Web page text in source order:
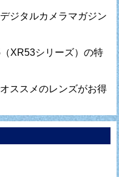
ジタルカメラマガジン
XR53シリーズ）の特
ススメのレンズがお得